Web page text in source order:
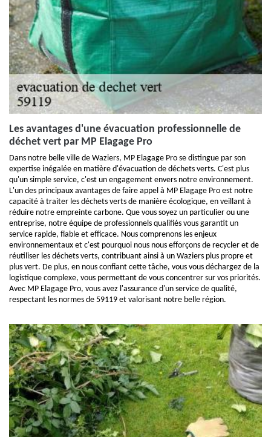
Les avantages d'une évacuation professionnelle de
déchet vert par MP Elagage Pro
Dans notre belle ville de Waziers, MP Elagage Pro se distingue par son
expertise inégalée en matière d'évacuation de déchets verts. C'est plus
qu'un simple service, c'est un engagement envers notre environnement.
L'un des principaux avantages de faire appel à MP Elagage Pro est notre
capacité à traiter les déchets verts de manière écologique, en veillant à
réduire notre empreinte carbone. Que vous soyez un particulier ou une
entreprise, notre équipe de professionnels qualifiés vous garantit un
service rapide, fiable et efficace. Nous comprenons les enjeux
environnementaux et c'est pourquoi nous nous efforçons de recycler et de
réutiliser les déchets verts, contribuant ainsi à un Waziers plus propre et
plus vert. De plus, en nous confiant cette tâche, vous vous déchargez de la
logistique complexe, vous permettant de vous concentrer sur vos priorités.
Avec MP Elagage Pro, vous avez l'assurance d'un service de qualité,
respectant les normes de 59119 et valorisant notre belle région.